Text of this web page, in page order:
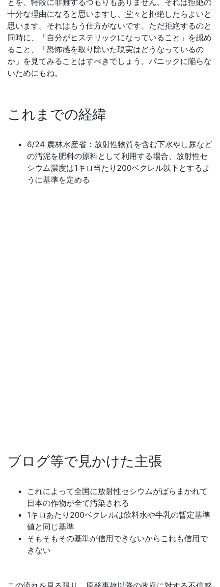
とを、特段に非難するつもりもありません。それは拒絶の
十分な理由になると思いますし、堂々と拒絶したらよいと
思います。それはもう仕方がないです。ただ拒絶するのと
同時に、「自分がヒステリックになっていること」を認め
ること、「恐怖感を取り除いた現実はどうなっているの
か」を見てみることはすべきでしょう。パニックに陥らな
いためにもね。
これまでの経緯
6/24 農林水産省：放射性物質を含む下水やし尿など
の汚泥を肥料の原料として利用する場合、放射性セ
シウム濃度は1キロ当たり200ベクレル以下とするよ
うに基準を定める
ブログ等で見かけた主張
これによって全国に放射性セシウムがばらまかれて
日本の作物が全て汚染される
1キロあたり200ベクレルは飲料水や牛乳の暫定基準
値と同じ基準
そもそもその基準が信用できないからこれも信用で
きない